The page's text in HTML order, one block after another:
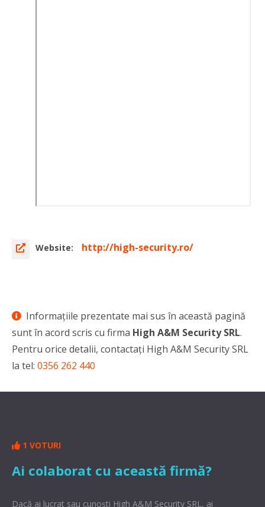
Website: http://high-security.ro/
Informaţiile prezentate mai sus în această pagină
sunt în acord scris cu firma High A&M Security SRL.
Pentru orice detalii, contactaţi High A&M Security SRL
la tel: 0356 262 440
1 VOTURI
Ai colaborat cu această firmă?
Dacă ai lucrat sau cunoşti High A&M Security SRL, ai